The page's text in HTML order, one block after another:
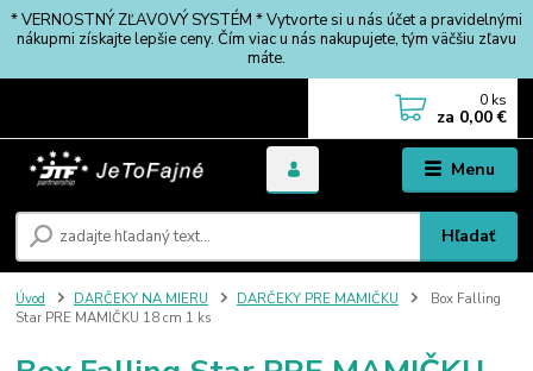
* VERNOSTNÝ ZĽAVOVÝ SYSTÉM * Vytvorte si u nás účet a pravidelnými
nákupmi získajte lepšie ceny. Čím viac u nás nakupujete, tým väčšiu zľavu
máte.
Menu
Hľadať
0 ks
za 0,00 €
Úvod DARČEKY NA MIERU DARČEKY PRE MAMIČKU
Box Falling
Star PRE MAMIČKU 18 cm 1 ks